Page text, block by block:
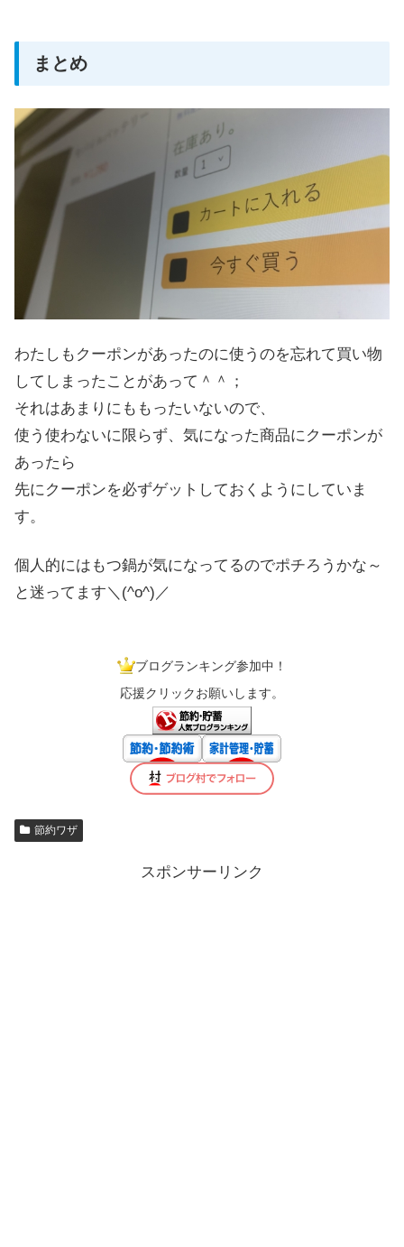
まとめ
わたしもクーポンがあったのに使うのを忘れて買い物
してしまったことがあって＾＾；
それはあまりにももったいないので、
使う使わないに限らず、気になった商品にクーポンが
あったら
先にクーポンを必ずゲットしておくようにしていま
す。
個人的にはもつ鍋が気になってるのでポチろうかな～
と迷ってます＼(^o^)／
ブログランキング参加中！
応援クリックお願いします。
節約ワザ
スポンサーリンク